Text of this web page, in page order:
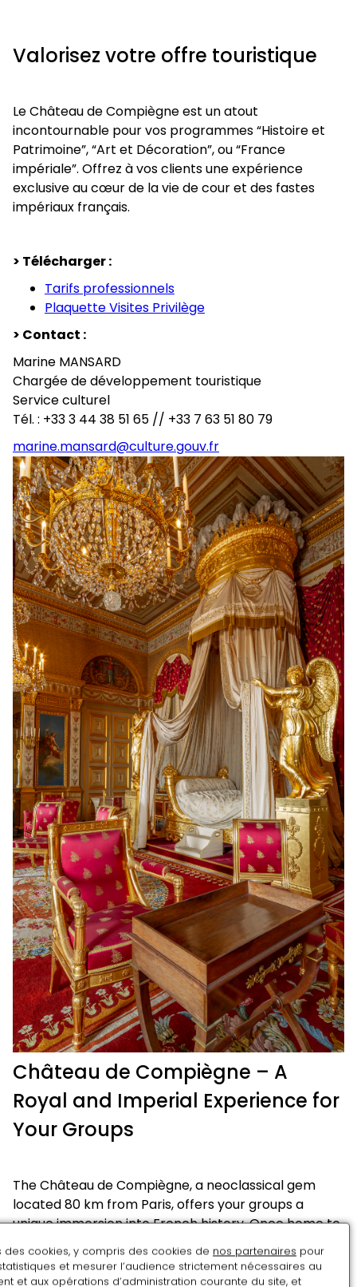
Valorisez votre offre touristique
Le Château de Compiègne est un atout
incontournable pour vos programmes “Histoire et
Patrimoine”, “Art et Décoration”, ou “France
impériale”. Offrez à vos clients une expérience
exclusive au cœur de la vie de cour et des fastes
impériaux français.
> Télécharger :
Tarifs professionnels
Plaquette Visites Privilège
> Contact :
Marine MANSARD
Chargée de développement touristique
Service culturel
Tél. : +33 3 44 38 51 65 // +33 7 63 51 80 79
marine.mansard@culture.gouv.fr
Château de Compiègne – A
Royal and Imperial Experience for
Your Groups
The Château de Compiègne, a neoclassical gem
located 80 km from Paris, offers your groups a
unique immersion into French history. Once home to
Louis XV, Louis XVI, Napoléon I, and Napoléon III, the
château stands out for its remarkably preserved
royal and imperial apartments, exceptional interiors,
des cookies, y compris des cookies de nos partenaires pour
et mesurer l’audience strictement nécessaires au
et aux opérations d’administration courante du site, et